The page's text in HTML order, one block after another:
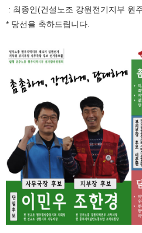
: 최종인(건설노조 강원전기지부 원
* 당선을 축하드립니다.